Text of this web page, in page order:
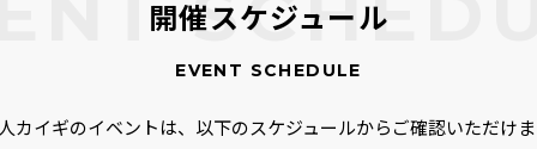
開催スケジュール
カイギのイベントは、以下のスケジュールからご確認いただけ